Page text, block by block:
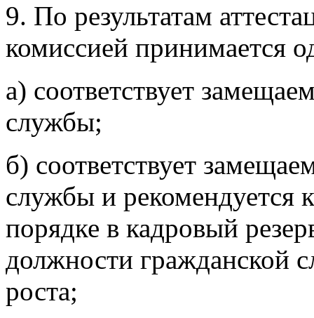
9. По результатам
комиссией принимается
а) соответствует
службы;
б) соответствует
службы и рекомендуется
порядке в кадровый
должности гражданской
роста;